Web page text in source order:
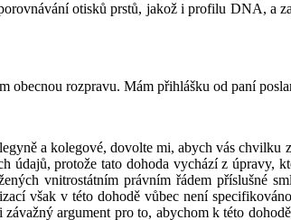
otisků prstů, jakož i profilu DNA, a
obecnou rozpravu. Mám přihlášku od paní
a kolegové, dovolte mi, abych vás
údajů, protože tato dohoda vychází z úpravy,
vnitrostátním právním řádem příslušné
však v této dohodě vůbec není
argument pro to, abychom k této